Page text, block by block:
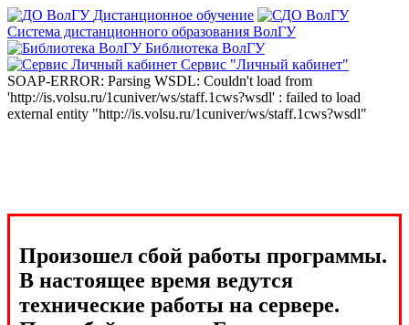
Дистанционное обучение
Система дистанционного образования ВолГУ
Библиотека ВолГУ
Сервис "Личный кабинет"
SOAP-ERROR: Parsing WSDL: Couldn't load from
'http://is.volsu.ru/1cuniver/ws/staff.1cws?wsdl' : failed to load
external entity "http://is.volsu.ru/1cuniver/ws/staff.1cws?wsdl"
Произошел сбой работы программы.
В настоящее время ведутся
технические работы на сервере.